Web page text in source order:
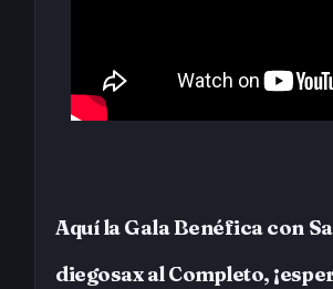
Aquí la Gala Benéfica con
diegosax al Completo,